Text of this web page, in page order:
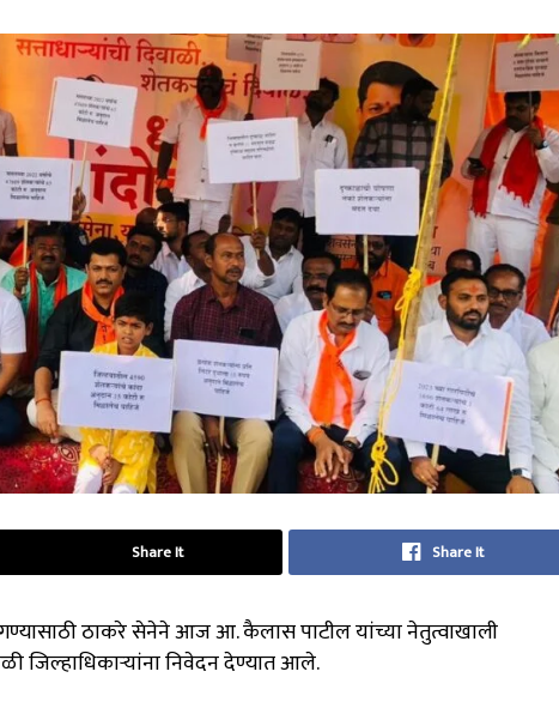
Share It Share It
ठाकरे सेनेने आज आ. कैलास पाटील यांच्या नेतुत्वाखाली
जिल्हाधिकाऱ्यांना निवेदन देण्यात आले.